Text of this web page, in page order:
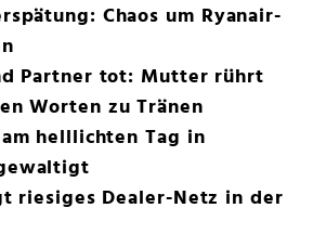
Chaos um Ryanair-
Partner tot: Mutter rührt
Worten zu Tränen
helllichten Tag in
riesiges Dealer-Netz in der